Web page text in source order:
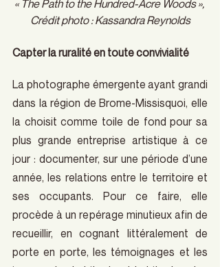
« The Path to the Hundred-Acre Woods »,
Crédit photo : Kassandra Reynolds
Capter la ruralité en toute convivialité
La photographe émergente ayant grandi
dans la région de Brome-Missisquoi, elle
la choisit comme toile de fond pour sa
plus grande entreprise artistique à ce
jour : documenter, sur une période d’une
année, les relations entre le territoire et
ses occupants. Pour ce faire, elle
procède à un repérage minutieux afin de
recueillir, en cognant littéralement de
porte en porte, les témoignages et les